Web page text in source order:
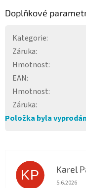
Doplňkové
Kategorie:
Záruka:
Hmotnost:
EAN:
Hmotnost:
Záruka:
Položka byla
KP Karel
5.6.2026